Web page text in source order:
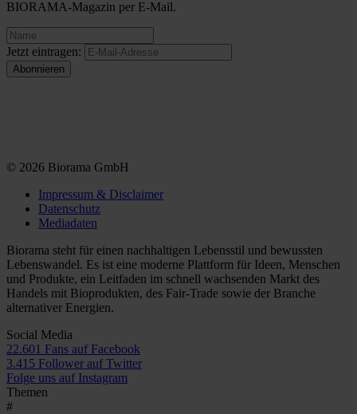
BIORAMA-Magazin per E-Mail.
Jetzt eintragen:
© 2026 Biorama GmbH
Impressum & Disclaimer
Datenschutz
Mediadaten
Biorama steht für einen nachhaltigen Lebensstil und bewussten
Lebenswandel. Es ist eine moderne Plattform für Ideen, Menschen
und Produkte, ein Leitfaden im schnell wachsenden Markt des
Handels mit Bioprodukten, des Fair-Trade sowie der Branche
alternativer Energien.
Social Media
22.601 Fans auf Facebook
3.415 Follower auf Twitter
Folge uns auf Instagram
Themen
#